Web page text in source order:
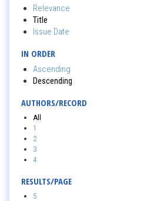
Relevance
Title
Issue Date
IN ORDER
Ascending
Descending
AUTHORS/RECORD
All
1
2
3
4
RESULTS/PAGE
5